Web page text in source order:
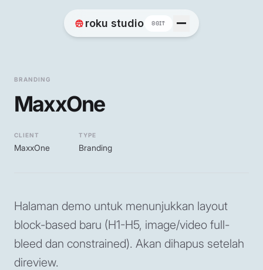
roku studio 8BIT
Home
Works
Blog
Contact
BRANDING
MaxxOne
CLIENT
MaxxOne
TYPE
Branding
Halaman demo untuk menunjukkan layout
block-based baru (H1-H5, image/video full-
bleed dan constrained). Akan dihapus setelah
direview.